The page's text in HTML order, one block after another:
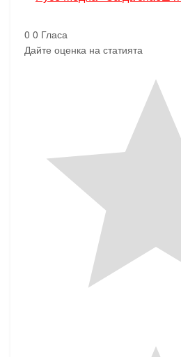
0 0 Гласа
Дайте оценка на статията